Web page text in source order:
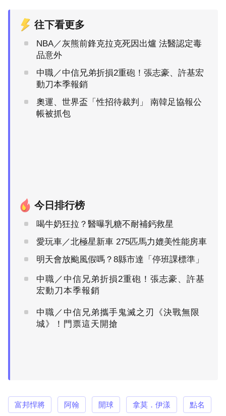
往下看更多
NBA／灰熊前鋒克拉克死因出爐 法醫認定毒
品意外
中職／中信兄弟折損2重砲！張志豪、許基宏
動刀本季報銷
奧運、世界盃「性招待裁判」 南韓足協報公
帳被抓包
今日排行榜
喝牛奶狂拉？醫曝乳糖不耐補鈣救星
愛玩車／北極星新車 275匹馬力媲美性能房車
明天會放颱風假嗎？8縣市達「停班課標準」
中職／中信兄弟折損2重砲！張志豪、許基
宏動刀本季報銷
中職／中信兄弟攜手鬼滅之刃《決戰無限
城》！門票這天開搶
富邦悍將 阿翰 開球 拿莫．伊漾 點名